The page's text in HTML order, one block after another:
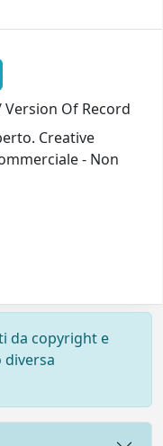
Version Of Record
Creative
- Non
da copyright e